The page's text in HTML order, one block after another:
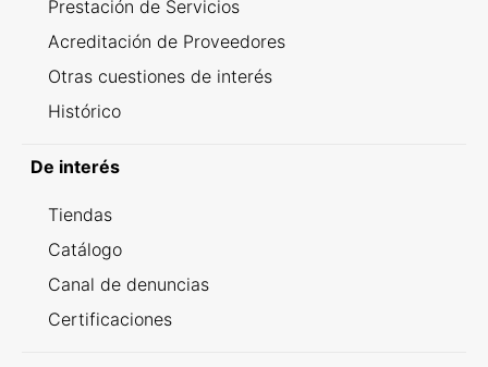
Prestación de Servicios
Acreditación de Proveedores
Otras cuestiones de interés
Histórico
De interés
Tiendas
Catálogo
Canal de denuncias
Certificaciones